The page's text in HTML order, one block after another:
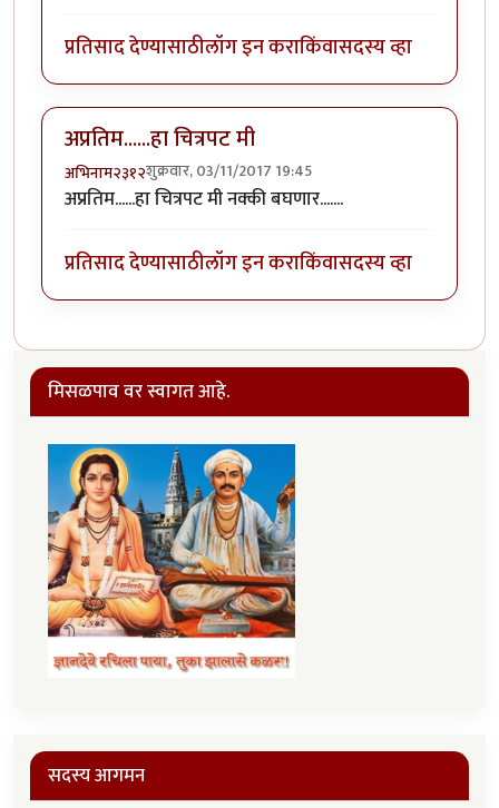
प्रतिसाद देण्यासाठीलॉग इन कराकिंवासदस्य व्हा
अप्रतिम......हा चित्रपट मी
अभिनाम२३१२शुक्रवार, 03/11/2017 19:45
अप्रतिम......हा चित्रपट मी नक्की बघणार.......
प्रतिसाद देण्यासाठीलॉग इन कराकिंवासदस्य व्हा
मिसळपाव वर स्वागत आहे.
सदस्य आगमन